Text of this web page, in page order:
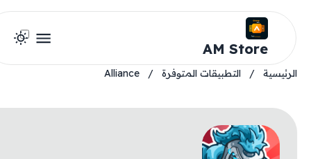
AM Store
/ التطبيقات المتوفرة /
Alliance